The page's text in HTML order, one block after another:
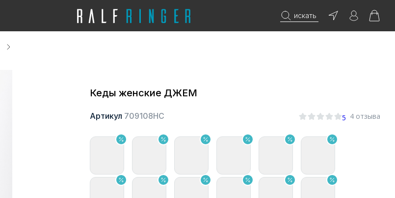
искать
Кеды женские ДЖЕМ
Артикул 709108НС 5 4 отзыва